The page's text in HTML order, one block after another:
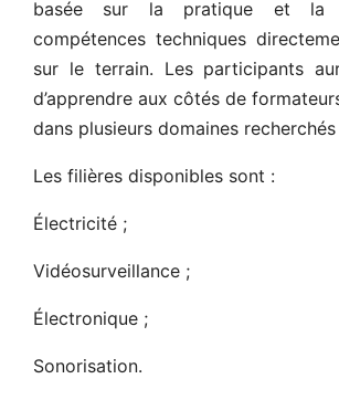
basée sur la pratique et la
compétences techniques
sur le terrain. Les participants
d’apprendre aux côtés de
dans plusieurs domaines
Les filières disponibles sont :
Électricité ;
Vidéosurveillance ;
Électronique ;
Sonorisation.